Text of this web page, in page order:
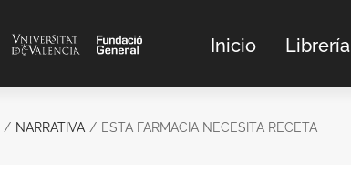
Inicio Librería
NARRATIVA ESTA FARMACIA NECESITA RECETA